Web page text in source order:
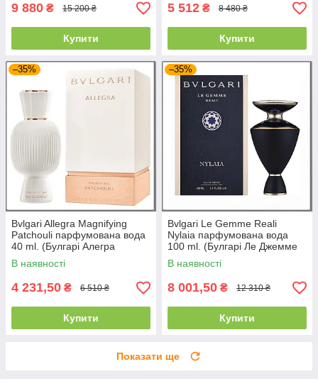
9 880 ₴ 15 200 ₴
Купити
5 512 ₴ 8 480 ₴
Купити
–35%
Bvlgari Allegra Magnifying
Patchouli парфумована вода
40 ml. (Булгарі Алегра
Магніфінг Пачулі)
В наявності
4 231,50 ₴ 6 510 ₴
Купити
–35%
Bvlgari Le Gemme Reali
Nylaia парфумована вода
100 ml. (Булгарі Ле Джемме
Реалі Найлая)
В наявності
8 001,50 ₴ 12 310 ₴
Купити
Показати ще